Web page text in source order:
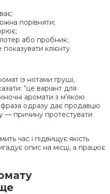
порівняти;
або пробник;
клієнту.
із нотами груші,
“це варіант для
аромати з м’якою
одразу дає продавцю
— причину протестувати
час і підвищує якість
опис на місці, а працює